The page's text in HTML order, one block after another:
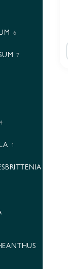
6
7
4
1